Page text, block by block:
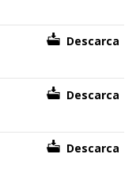
Descarca
Descarca
Descarca